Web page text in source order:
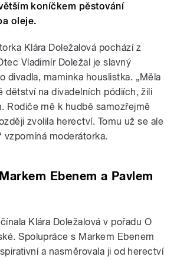
koníčkem pěstování
oleje.
Klára Doležalová pochází z
Vladimír Doležal je slavný
divadla, maminka houslistka. „Měla
dětství na divadelních pódiích, žili
Rodiče mě k hudbě samozřejmě
zvolila herectví. Tomu už se ale
vzpomíná moderátorka.
Ebenem a Pavlem
Klára Doležalová v pořadu O
Spolupráce s Markem Ebenem
a nasměrovala ji od herectví